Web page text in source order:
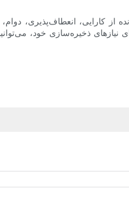
از کارایی، انعطاف‌پذیری،
نیازهای ذخیره‌سازی خود،